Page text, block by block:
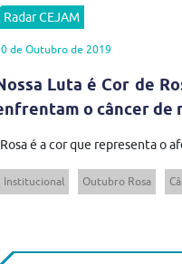
Radar CEJAM
de Outubro de 2019
Luta é Cor de
o câncer de
Rosa é a cor que representa o
Institucional Outubro Rosa